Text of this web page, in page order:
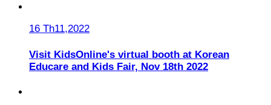
16 Th11,2022
Visit KidsOnline's virtual booth at Korean
Educare and Kids Fair, Nov 18th 2022